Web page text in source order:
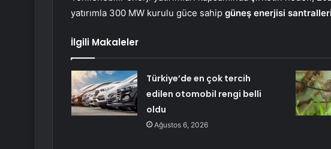
yatırımla 300 MW kurulu güce sahip güneş enerjisi
İlgili Makaleler
Türkiye’de en çok tercih
edilen otomobil rengi belli
oldu
Ağustos 6, 2026